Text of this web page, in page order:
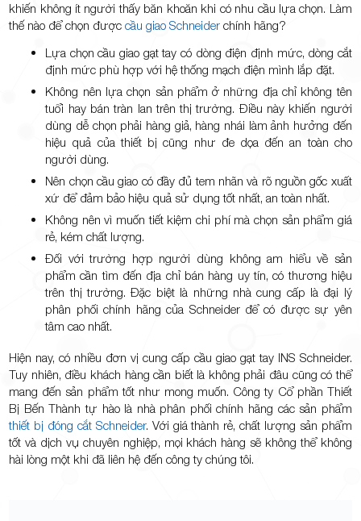
khiến không ít người thấy băn khoăn khi có nhu cầu lựa chọn. Làm
thế nào để chọn đượccầu giao Schneider chính hãng?
Lựa chọn cầu giao gạt tay có dòng điện định mức, dòng cắt
định mức phù hợp với hệ thống mạch điện mình lắp đặt.
Không nên lựa chọn sản phẩm ở những địa chỉ không tên
tuổi hay bán tràn lan trên thị trường. Điều này khiến người
dùng dễ chọn phải hàng giả, hàng nhái làm ảnh hưởng đến
hiệu quả của thiết bị cũng như đe dọa đến an toàn cho
người dùng.
Nên chọn cầu giao có đầy đủ tem nhãn và rõ nguồn gốc xuất
xứ để đảm bảo hiệu quả sử dụng tốt nhất, an toàn nhất.
Không nên vì muốn tiết kiệm chi phí mà chọn sản phẩm giá
rẻ, kém chất lượng.
Đối với trường hợp người dùng không am hiểu về sản
phẩm cần tìm đến địa chỉ bán hàng uy tín, có thương hiệu
trên thị trường. Đặc biệt là những nhà cung cấp là đại lý
phân phối chính hãng của Schneider để có được sự yên
tâm cao nhất.
Hiện nay, có nhiều đơn vị cung cấp cầu giao gạt tay INS Schneider.
Tuy nhiên, điều khách hàng cần biết là không phải đâu cũng có thể
mang đến sản phẩm tốt như mong muốn. Công ty Cổ phần Thiết
Bị Bến Thành tự hào là nhà phân phối chính hãng các sản phẩm
thiết bị đóng cắt Schneider. Với giá thành rẻ, chất lượng sản phẩm
tốt và dịch vụ chuyên nghiệp, mọi khách hàng sẽ không thể không
hài lòng một khi đã liên hệ đến công ty chúng tôi.